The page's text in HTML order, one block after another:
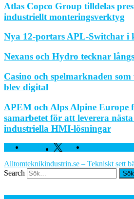
Atlas Copco Group tilldelas
industriellt monteringsverktyg
Nya 12-portars APL-Switchar i
Nexans och Hydro tecknar
Casino och spelmarknaden
blev digital
APEM och Alps Alpine Europe
samarbetet för att leverera
industriella HMI-lösningar
Facebook Twitter
Alltomteknikindustrin.se – Tekniskt sett
Search